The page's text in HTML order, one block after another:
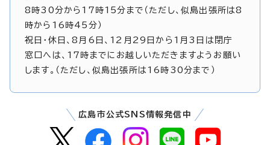
8時30分から17時15分まで（ただし、似島出張所は8
時から16時45分）
祝日・休日、8月6日、12月29日から1月3日は閉庁
窓口へは、17時までにお越しいただきますようお願い
します。（ただし、似島出張所は16時30分まで）
広島市公式SNS情報発信中